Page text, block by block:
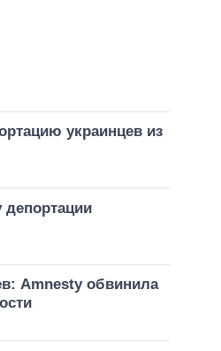
украинцев из
депортации
Amnesty обвинила